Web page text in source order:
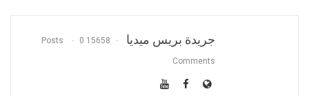
جريدة بريس ميديا 15658 Posts
0
Comments